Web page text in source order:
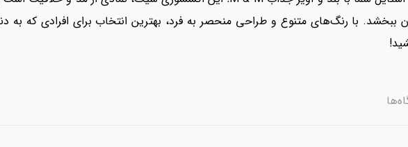
ببخشد. با رنگ‌های متنوع و طراحی منحصر به فرد، بهترین انتخاب برای افرادی که به